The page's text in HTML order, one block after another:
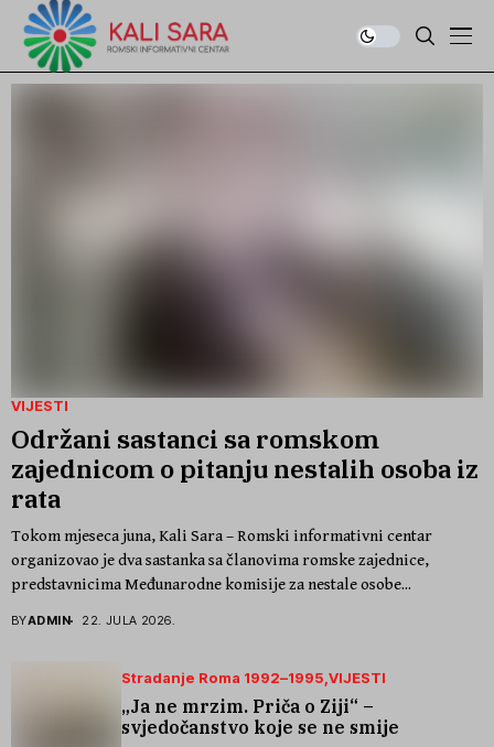
VIJESTI
Održani sastanci sa romskom
zajednicom o pitanju nestalih osoba iz
rata
Tokom mjeseca juna, Kali Sara – Romski informativni centar
organizovao je dva sastanka sa članovima romske zajednice,
predstavnicima Međunarodne komisije za nestale osobe...
BYADMIN 22. JULA 2026.
Stradanje Roma 1992–1995 VIJESTI
„Ja ne mrzim. Priča o Ziji“ –
svjedočanstvo koje se ne smije